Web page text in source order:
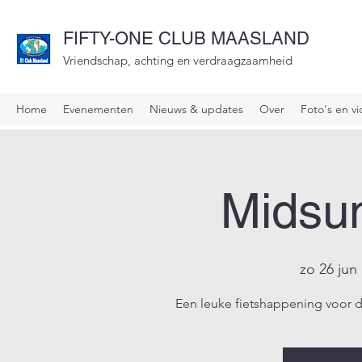
FIFTY-ONE CLUB MAASLAND
Vriendschap, achting en verdraagzaamheid
Home Evenementen Nieuws & updates Over Foto's en
zo 26 jun
Een leuke fietshappening voor